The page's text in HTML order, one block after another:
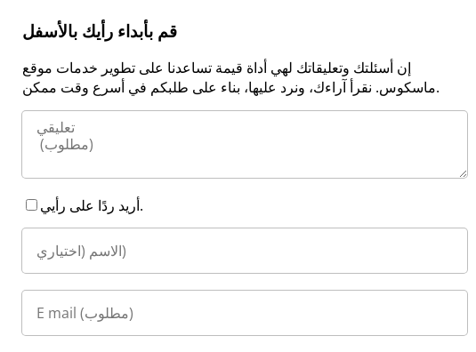
قم بأبداء رأيك بالأسفل
إن أسئلتك وتعليقاتك لهي أداة قيمة تساعدنا على تطوير خدمات موقع
ماسكوس. نقرأ آراءك، ونرد عليها، بناء على طلبكم في أسرع وقت ممكن.
أريد ردًا على رأيي.